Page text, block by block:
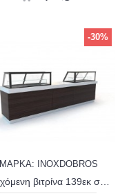
-30%
ΜΑΡΚΑ: INOXDOBROS